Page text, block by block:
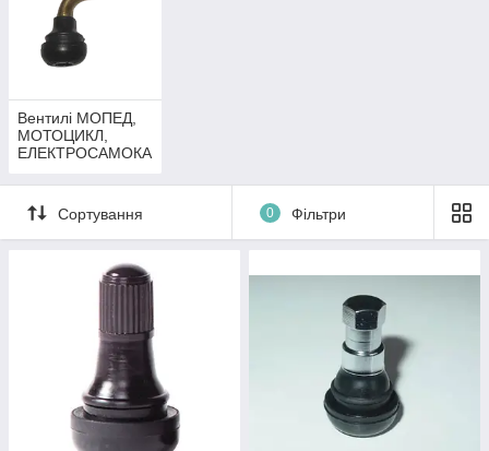
Вентилі МОПЕД,
МОТОЦИКЛ,
ЕЛЕКТРОСАМОКА
Сортування 0 Фільтри